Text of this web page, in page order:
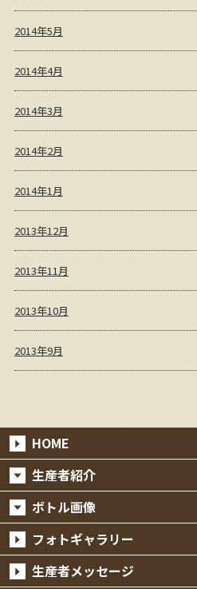
2014年5月
2014年4月
2014年3月
2014年2月
2014年1月
2013年12月
2013年11月
2013年10月
2013年9月
HOME
生産者紹介
ボトル画像
フォトギャラリー
生産者メッセージ